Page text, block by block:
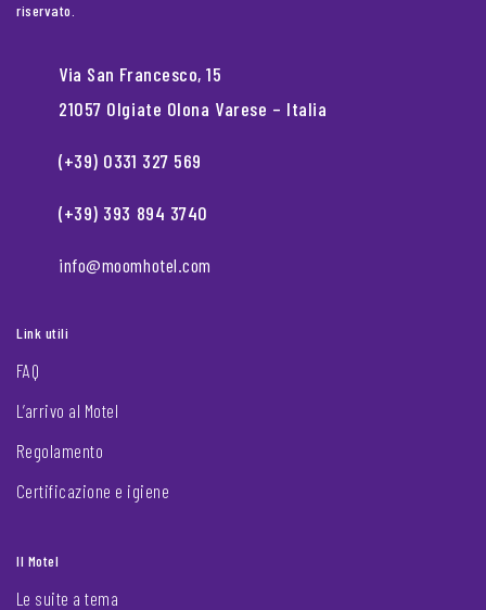
riservato.
Via San Francesco, 15
21057 Olgiate Olona Varese – Italia
(+39) 0331 327 569
(+39) 393 894 3740
info@moomhotel.com
Link utili
FAQ
L’arrivo al Motel
Regolamento
Certificazione e igiene
Il Motel
Le suite a tema